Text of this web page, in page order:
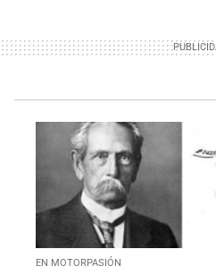
EN MOTORPASIÓN